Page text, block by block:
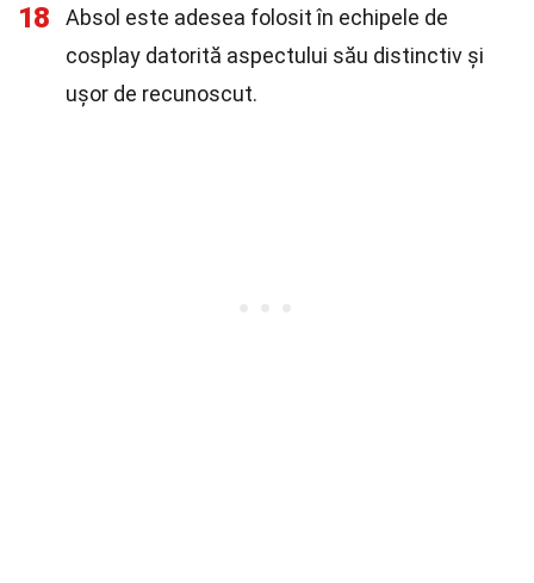
18
Absol este adesea folosit în echipele de
cosplay datorită aspectului său distinctiv și
ușor de recunoscut.